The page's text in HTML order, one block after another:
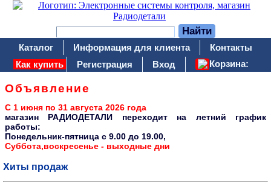
Каталог Информация для клиента
Контакты
Как купить
Регистрация Вход Корзина:
Объявление
С 1 июня по 31 августа 2026 года
магазин РАДИОДЕТАЛИ переходит на летний график
работы:
Понедельник-пятница c 9.00 до 19.00,
Суббота,воскресенье - выходные дни
Хиты продаж